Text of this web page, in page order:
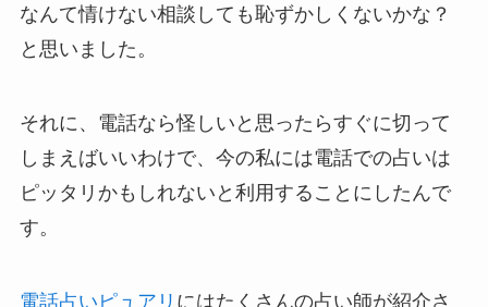
なんて情けない相談しても恥ずかしくないかな？
と思いました。
それに、電話なら怪しいと思ったらすぐに切って
しまえばいいわけで、今の私には電話での占いは
ピッタリかもしれないと利用することにしたんで
す。
電話占いピュアリ にはたくさんの占い師が紹介さ